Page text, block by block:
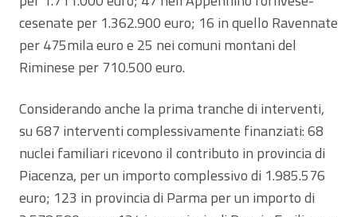
cesenate per 1.362.900 euro; 16 in quello Ravennate
per 475mila euro e 25 nei comuni montani del
Riminese per 710.500 euro.
Considerando anche la prima tranche di interventi,
su 687 interventi complessivamente finanziati: 68
nuclei familiari ricevono il contributo in provincia di
Piacenza, per un importo complessivo di 1.985.576
euro; 123 in provincia di Parma per un importo di